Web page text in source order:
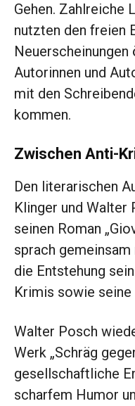
Gehen. Zahlreiche
nutzten den freien
Autorinnen und
mit den
kommen.
Zwischen Anti-
Den literarischen
Klinger und Walter
seinen Roman
sprach gemeinsam
die Entstehung
Krimis sowie seine
Walter Posch
Werk „Schräg
gesellschaftliche
scharfem Humor